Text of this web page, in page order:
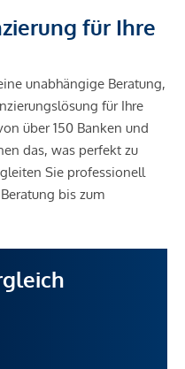
für Ihre
unabhängige Beratung,
für Ihre
über 150 Banken und
das, was perfekt zu
Sie professionell
bis zum